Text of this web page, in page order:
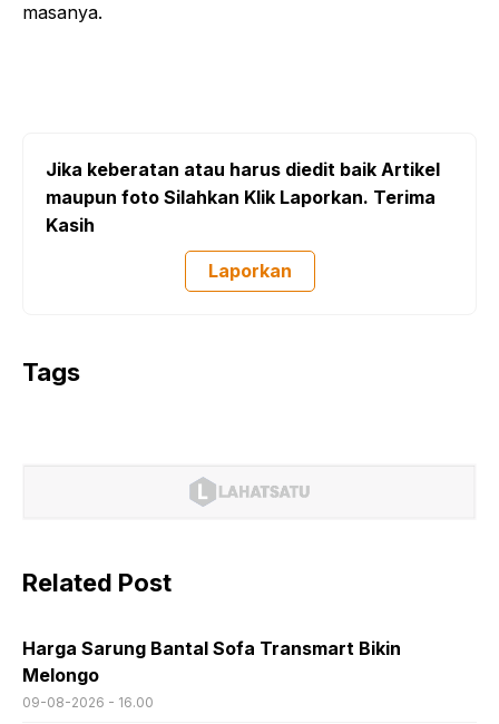
masanya.
Jika keberatan atau harus diedit baik Artikel
maupun foto Silahkan Klik Laporkan. Terima
Kasih
Laporkan
Tags
Related Post
Harga Sarung Bantal Sofa Transmart Bikin
Melongo
09-08-2026 - 16.00